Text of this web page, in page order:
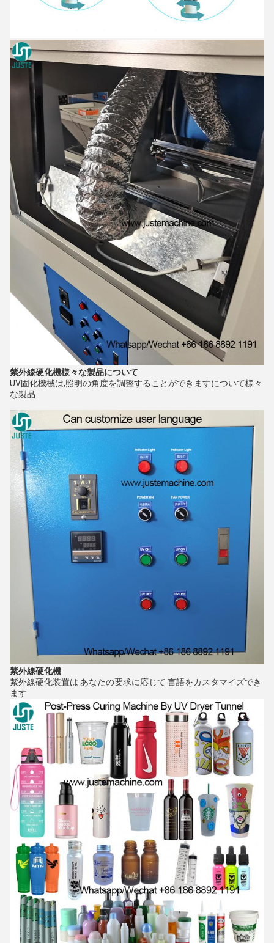
紫外線硬化機様々な製品について
UV固化機械は,照明の角度を調整することができますについて様々
な製品
紫外線硬化機
紫外線硬化装置は あなたの要求に応じて 言語をカスタマイズでき
ます